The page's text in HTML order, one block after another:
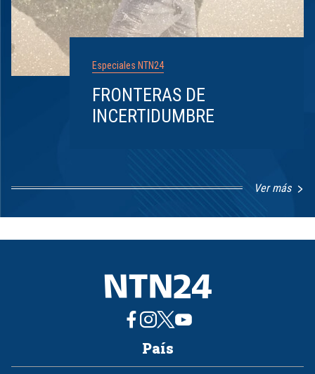
Especiales NTN24
FRONTERAS DE
INCERTIDUMBRE
Ver más
8
País